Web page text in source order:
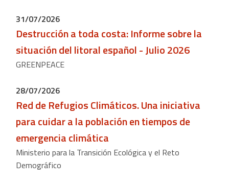
31/07/2026
Destrucción a toda costa: Informe sobre la
situación del litoral español - Julio 2026
GREENPEACE
28/07/2026
Red de Refugios Climáticos. Una iniciativa
para cuidar a la población en tiempos de
emergencia climática
Ministerio para la Transición Ecológica y el Reto
Demográfico